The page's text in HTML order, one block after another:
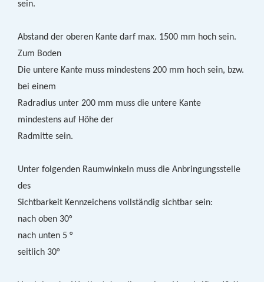
sein.
Abstand der oberen Kante darf max. 1500 mm hoch sein.
Zum Boden
Die untere Kante muss mindestens 200 mm hoch sein, bzw.
bei einem
Radradius unter 200 mm muss die untere Kante
mindestens auf Höhe der
Radmitte sein.
Unter folgenden Raumwinkeln muss die Anbringungsstelle
des
Sichtbarkeit Kennzeichens vollständig sichtbar sein:
nach oben 30°
nach unten 5 °
seitlich 30°